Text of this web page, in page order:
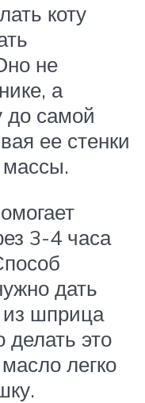
коту
не
а
до самой
ее стенки
3-4 часа
дать
шприца
это
легко